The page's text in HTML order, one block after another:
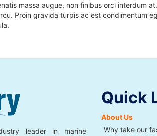
massa augue, non finibus orci interdum
Proin gravida turpis ac est condimentum
leader in marine
Quick
About Us
Why take our